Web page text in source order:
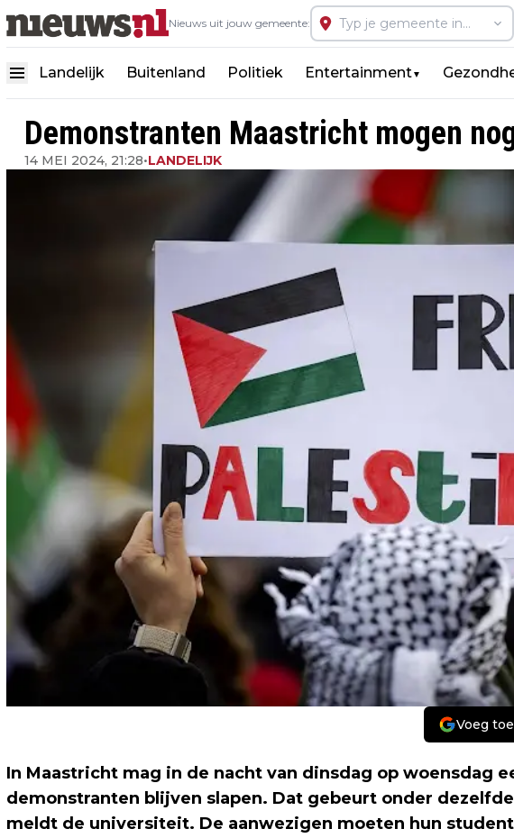
Nieuws uit jouw gemeente:
Landelijk Buitenland Politiek Entertainment▼
Demonstranten Maastricht mogen
14 MEI 2024, 21:28•LANDELIJK
Voeg
In Maastricht mag in de nacht van dinsdag op woensdag
demonstranten blijven slapen. Dat gebeurt onder
meldt de universiteit. De aanwezigen moeten hun